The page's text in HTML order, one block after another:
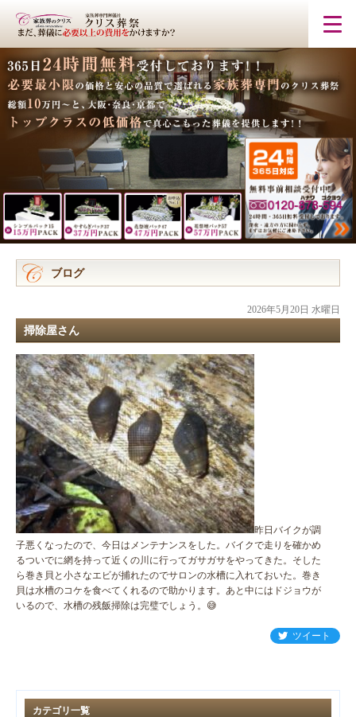
ブログ
2026年5月20日 水曜日
掃除屋さん
昨日バイクが調
子悪くなったので、今日はメンテナンスをした。バイクで走りを確かめ
るついでに網を持って近くの川に行ってガサガサをやってきた。そした
ら巻き貝と小さなエビが捕れたのでサロンの水槽に入れておいた。巻き
貝は水槽のコケを食べてくれるので助かります。あと中にはドジョウが
いるので、水槽の残飯掃除は完璧でしょう。😅
ツイート
カテゴリ一覧